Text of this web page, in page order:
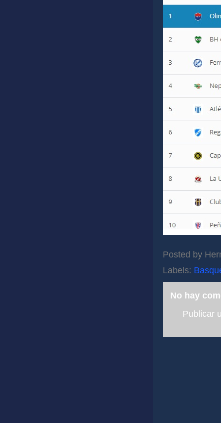
Posted by
Labels:
No hay
Publicar